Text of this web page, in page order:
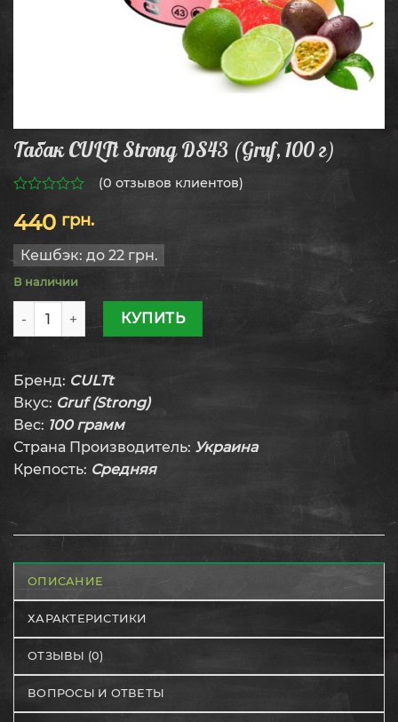
Табак CULTt Strong DS43 (Gruf, 100 г)
из
5
(0 отзывов клиентов)
440 грн.
Кешбэк: до 22 грн.
В наличии
Количество товара Табак CULTt Strong DS43 (Gruf, 100 г)
КУПИТЬ
Бренд: CULTt
Вкус: Gruf (Strong)
Вес: 100 грамм
Страна Производитель: Украина
Крепость: Средняя
ОПИСАНИЕ
ХАРАКТЕРИСТИКИ
ОТЗЫВЫ (0)
ВОПРОСЫ И ОТВЕТЫ